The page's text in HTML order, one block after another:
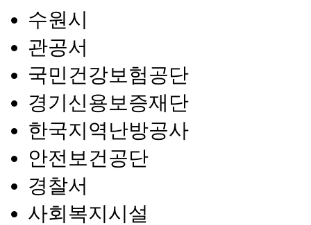
수원시
관공서
국민건강보험공단
경기신용보증재단
한국지역난방공사
안전보건공단
경찰서
사회복지시설